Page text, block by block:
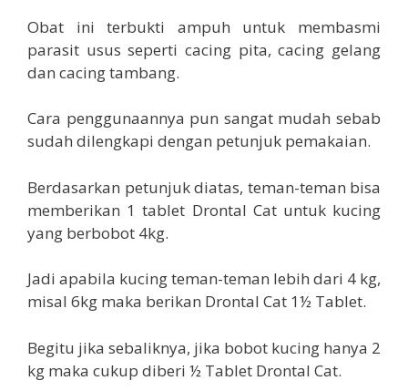
Obat ini terbukti ampuh untuk membasmi
parasit usus seperti cacing pita, cacing gelang
dan cacing tambang.
Cara penggunaannya pun sangat mudah sebab
sudah dilengkapi dengan petunjuk pemakaian.
Berdasarkan petunjuk diatas, teman-teman bisa
memberikan 1 tablet Drontal Cat untuk kucing
yang berbobot 4kg.
Jadi apabila kucing teman-teman lebih dari 4 kg,
misal 6kg maka berikan Drontal Cat 1½ Tablet.
Begitu jika sebaliknya, jika bobot kucing hanya 2
kg maka cukup diberi ½ Tablet Drontal Cat.